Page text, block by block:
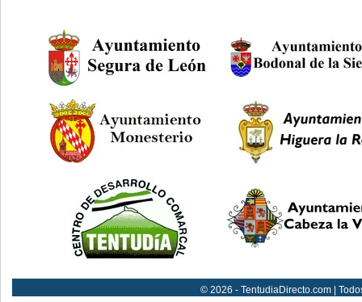
© 2026 - TentudiaDirecto.com |